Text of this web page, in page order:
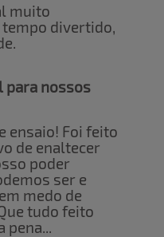
muito
divertido,
para nossos
ensaio! Foi feito
de enaltecer
poder
ser e
medo de
tudo feito
pena...